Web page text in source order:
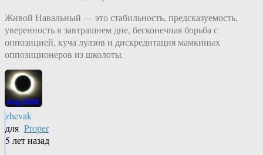
Живой Навальный — это стабильность, предсказуемость,
уверенность в завтрашнем дне, бесконечная борьба с
оппозицией, куча лулзов и дискредитация мамкиных
оппозиционеров из школоты.
zhevak
для Proper
5 лет назад